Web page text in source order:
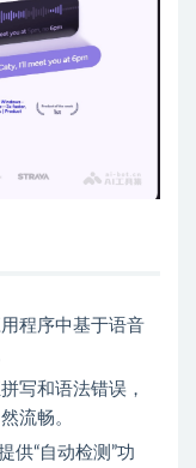
程序中基于语音
写和语法错误，
流畅。
供“自动检测”功